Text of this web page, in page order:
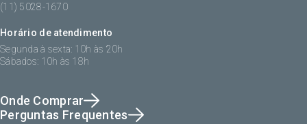
(11) 5028-1670
Horário de atendimento
Segunda à sexta: 10h às 20h
Sábados: 10h às 18h
Onde Comprar
Perguntas Frequentes